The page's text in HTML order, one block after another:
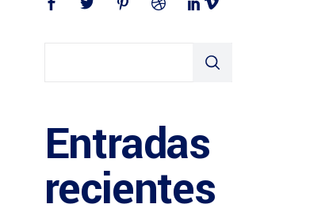
Entradas
recientes